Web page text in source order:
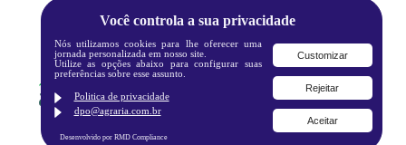
Você controla a sua privacidade
Nós utilizamos cookies para lhe oferecer uma
jornada personalizada em nosso site.
Utilize as opções abaixo para configurar suas
preferências sobre esse assunto.
Politica de privacidade
dpo@agraria.com.br
Customizar
Rejeitar
Aceitar
Desenvolvido por RMD Compliance